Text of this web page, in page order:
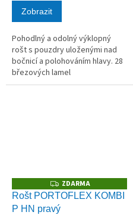
Zobrazit
Pohodlný a odolný výklopný
rošt s pouzdry uloženými nad
bočnicí a polohováním hlavy. 28
březových lamel
v kvalitních kaučukových
Z
D
A
R
ZDARMA
Rošt PORTOFLEX KOMBI
P HN pravý